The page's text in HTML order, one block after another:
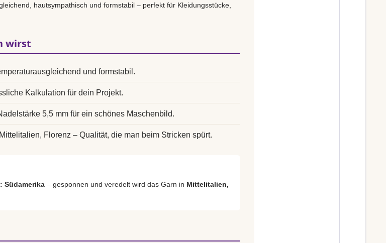
hautsympathisch und formstabil – perfekt für Kleidungsstücke,
wirst
und formstabil.
Kalkulation für dein Projekt.
5,5 mm für ein schönes Maschenbild.
Florenz – Qualität, die man beim Stricken spürt.
Südamerika – gesponnen und veredelt wird das Garn in Mittelitalien,